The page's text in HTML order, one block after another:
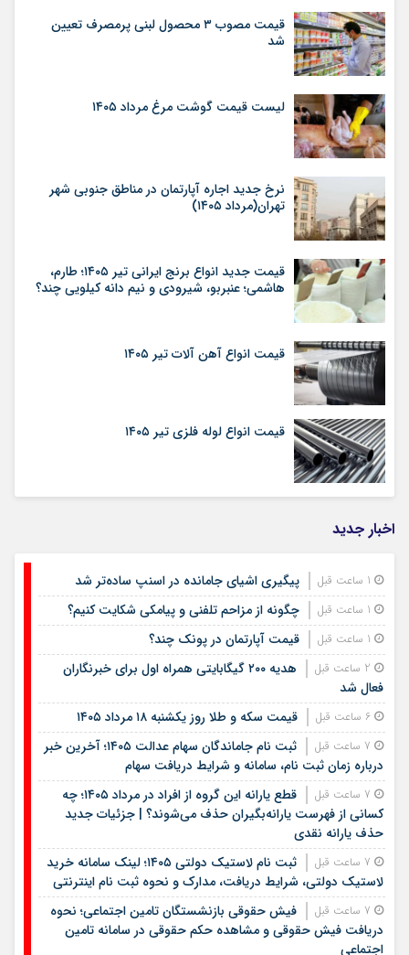
قیمت مصوب ۳ محصول لبنی پرمصرف تعیین
شد
لیست قیمت گوشت مرغ مرداد ۱۴۰۵
نرخ جدید اجاره آپارتمان در مناطق جنوبی شهر
تهران(مرداد ۱۴۰۵)
قیمت جدید انواع برنج ایرانی تیر ۱۴۰۵؛ طارم،
هاشمی؛ عنبربو، شیرودی و نیم دانه کیلویی چند؟
قیمت انواع آهن آلات تیر ۱۴۰۵
قیمت انواع لوله فلزی تیر ۱۴۰۵
اخبار جدید
پیگیری اشیای جامانده در اسنپ ساده‌تر شد
چگونه از مزاحم تلفنی و پیامکی شکایت کنیم؟
قیمت آپارتمان در پونک چند؟
هدیه ۲۰۰ گیگابایتی همراه اول برای خبرنگاران
فعال شد
قیمت سکه و طلا روز یکشنبه ۱۸ مرداد ۱۴۰۵
ثبت نام جاماندگان سهام عدالت ۱۴۰۵؛ آخرین خبر
درباره زمان ثبت نام، سامانه و شرایط دریافت سهام
قطع یارانه این گروه از افراد در مرداد ۱۴۰۵؛ چه
کسانی از فهرست یارانه‌بگیران حذف می‌شوند؟ | جزئیات جدید
حذف یارانه نقدی
ثبت نام لاستیک دولتی ۱۴۰۵؛ لینک سامانه خرید
لاستیک دولتی، شرایط دریافت، مدارک و نحوه ثبت نام اینترنتی
فیش حقوقی بازنشستگان تامین اجتماعی؛ نحوه
دریافت فیش حقوقی و مشاهده حکم حقوقی در سامانه تامین
اجتماعی